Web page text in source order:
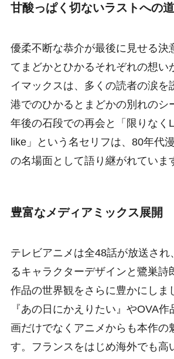
甘酸っぱく切ないラストへの
優柔不断な恭介が最後に見せる決
てまどかとひかるそれぞれの想い
イマックスは、多くの読者の涙を
港でのひかるとまどかの別れのシ
年後の石段での再会と「限りなく
like」という名セリフは、80年代
の名場面として語り継がれていま
豊富なメディアミックス展開
テレビアニメは全48話が放送され
るキャラクターデザインと鷺巣詩
作品の世界観をさらに豊かにしま
『あの日にかえりたい』やOVA
画だけでなくアニメからも本作の
す。フランスをはじめ海外でも高